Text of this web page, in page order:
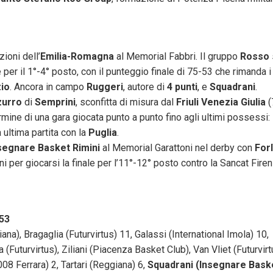
dell’Emilia-Romagna al Memorial Fabbri. Il gruppo Rosso
il 1°-4° posto, con il punteggio finale di 75-53 che rimanda i
. Ancora in campo Ruggeri, autore di 4 punti, e Squadrani.
di Semprini, sconfitta di misura dal Friuli Venezia Giulia
di una gara giocata punto a punto fino agli ultimi possessi:
partita con la Puglia.
Basket Rimini al Memorial Garattoni nel derby con
per giocarsi la finale per l’11°-12° posto contro la Sancat
Bragaglia (Futurvirtus) 11, Galassi (International Imola) 10,
Ziliani (Piacenza Basket Club), Van Vliet
Ferrara) 2, Tartari (Reggiana) 6, Squadrani (Insegnare